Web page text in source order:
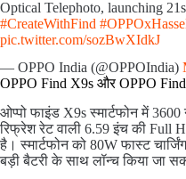
Optical Telephoto, launching
#CreateWithFind
pic.twitter.com/sozBwXIdkJ
— OPPO India (@OPPOIndia)
OPPO Find X9s और OPPO
ओप्पो फाइंड X9s स्मार्टफोन में
रिफ्रेश रेट वाली 6.59 इंच की Full
है। स्मार्टफोन को 80W फास्ट
बड़ी बैटरी के साथ लॉन्च किया जा